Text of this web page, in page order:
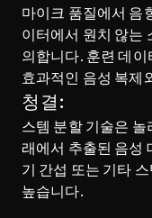
마이크 품질에서 음
이터에서 원치 않는
의합니다. 훈련 데
효과적인 음성 복제
청결:
스템 분할 기술은
래에서 추출된 음성
기 간섭 또는 기타
높습니다.